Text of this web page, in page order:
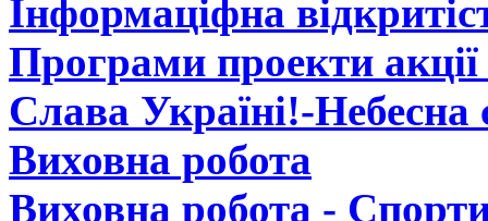
Інформаціфна
Програми проекти
Слава Україні!-Небесна
Виховна робота
Виховна робота -